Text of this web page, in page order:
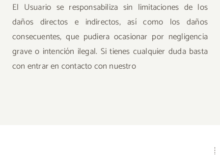
El Usuario se responsabiliza sin limitaciones de los
daños directos e indirectos, así como los daños
consecuentes, que pudiera ocasionar por negligencia
grave o intención ilegal. Si tienes cualquier duda basta
con entrar en contacto con nuestro